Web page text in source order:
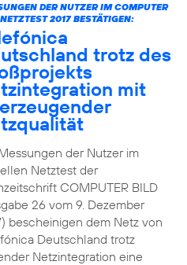
DER NUTZER IM COMPUTER
2017 BESTÄTIGEN:
trotz des
mit
der Nutzer im
Netztest der
COMPUTER BILD
26 vom 9. Dezember
bescheinigen dem Netz von
Deutschland trotz
Netzintegration eine